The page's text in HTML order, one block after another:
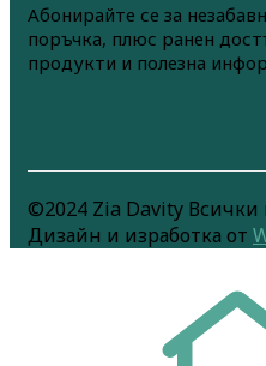
Абонирайте се за
поръчка, плюс ранен
продукти и полезна
©2024 Zia Davity Всички
Дизайн и изработка от